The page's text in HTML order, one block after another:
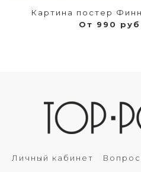
Картина постер
От 990 руб
Личный кабинет